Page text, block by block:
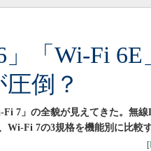
」「Wi-Fi
倒？
7」の全貌が見えてきた。無
Fi 7の3規格を機能別に比較す
[